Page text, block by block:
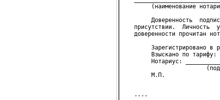
(наименование
Доверенность  подписана
присутствии.  Личность
доверенности прочитан
Зарегистрировано в
Взыскано по тарифу:
Нотариус:
М.П.